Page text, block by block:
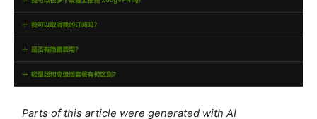
Parts of this article were generated with AI